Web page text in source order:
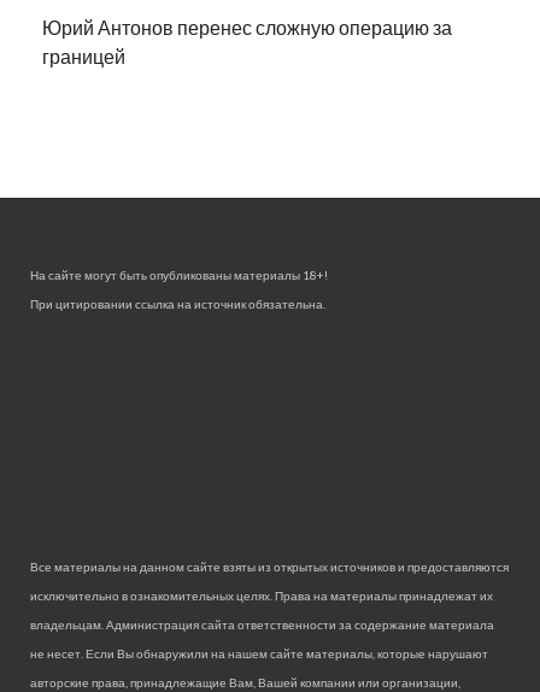
Юрий Антонов перенес сложную операцию за
границей
На сайте могут быть опубликованы материалы 18+!
При цитировании ссылка на источник обязательна.
Все материалы на данном сайте взяты из открытых источников и предоставляются
исключительно в ознакомительных целях. Права на материалы принадлежат их
владельцам. Администрация сайта ответственности за содержание материала
не несет. Если Вы обнаружили на нашем сайте материалы, которые нарушают
авторские права, принадлежащие Вам, Вашей компании или организации,